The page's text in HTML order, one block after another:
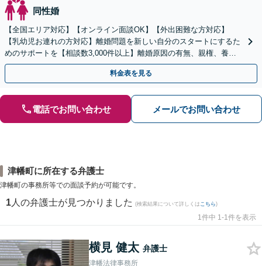
同性婚
【全国エリア対応】【オンライン面談OK】【外出困難な方対応】
【乳幼児お連れの方対応】離婚問題を新しい自分のスタートにするた
めのサポートを【相談数3,000件以上】離婚原因の有無、親権、養育
費、財産分与、慰謝料請求【夜間・休日相談可】
料金表を見る
電話でお問い合わせ メールでお問い合わせ
津幡町に所在する弁護士
津幡町の事務所等での面談予約が可能です。
1 人の弁護士が見つかりました (検索結果について詳しくは こちら)
1件中 1-1件を表示
横見 健太 弁護士
津幡法律事務所